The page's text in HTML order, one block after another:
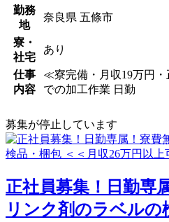
勤務
地
奈良県 五條市
寮・
社宅
あり
仕事
内容
≪寮完備・月収19万円
での加工作業 日勤
募集が停止しています
正社員募集！日勤専
リンク剤のラベルの